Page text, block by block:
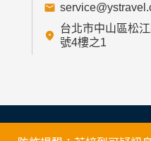
台北市中山區松
號4樓之1